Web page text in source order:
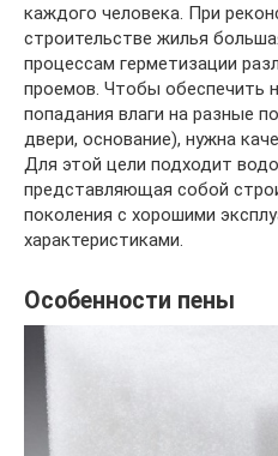
каждого человека. При
строительстве жилья
процессам герметизации
проемов. Чтобы обеспечить
попадания влаги на разные
двери, основание), нужна
Для этой цели подходит
представляющая собой
поколения с хорошими
характеристиками.
Особенности пены